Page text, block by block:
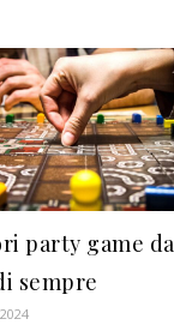
party game da
sempre